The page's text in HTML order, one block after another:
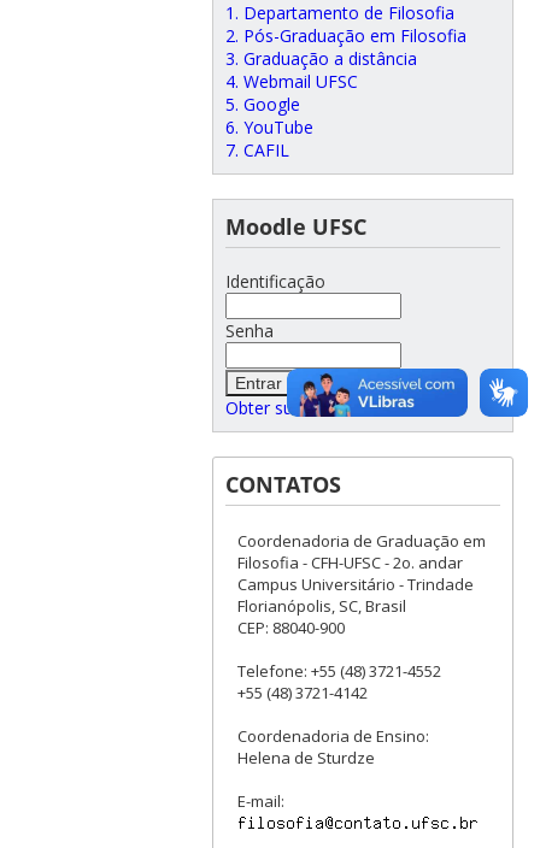
1. Departamento de Filosofia
2. Pós-Graduação em Filosofia
3. Graduação a distância
4. Webmail UFSC
5. Google
6. YouTube
7. CAFIL
Moodle UFSC
Identificação
Senha
Obter sua senha
CONTATOS
Coordenadoria de Graduação em
Filosofia - CFH-UFSC - 2o. andar
Campus Universitário - Trindade
Florianópolis, SC, Brasil
CEP: 88040-900
Telefone: +55 (48) 3721-4552
+55 (48) 3721-4142
Coordenadoria de Ensino:
Helena de Sturdze
E-mail: